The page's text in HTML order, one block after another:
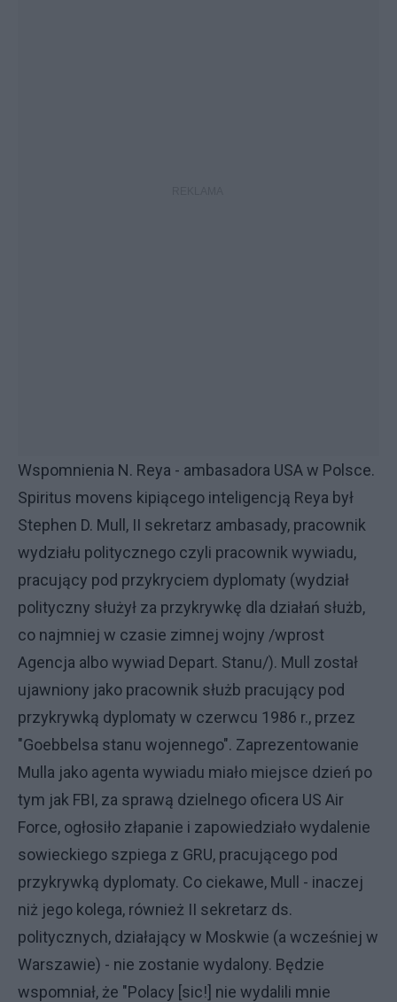
Wspomnienia N. Reya - ambasadora USA w Polsce.
Spiritus movens kipiącego inteligencją Reya był
Stephen D. Mull, II sekretarz ambasady, pracownik
wydziału politycznego czyli pracownik wywiadu,
pracujący pod przykryciem dyplomaty (wydział
polityczny służył za przykrywkę dla działań służb,
co najmniej w czasie zimnej wojny /wprost
Agencja albo wywiad Depart. Stanu/). Mull został
ujawniony jako pracownik służb pracujący pod
przykrywką dyplomaty w czerwcu 1986 r., przez
"Goebbelsa stanu wojennego". Zaprezentowanie
Mulla jako agenta wywiadu miało miejsce dzień po
tym jak FBI, za sprawą dzielnego oficera US Air
Force, ogłosiło złapanie i zapowiedziało wydalenie
sowieckiego szpiega z GRU, pracującego pod
przykrywką dyplomaty. Co ciekawe, Mull - inaczej
niż jego kolega, również II sekretarz ds.
politycznych, działający w Moskwie (a wcześniej w
Warszawie) - nie zostanie wydalony. Będzie
wspomniał, że "Polacy [sic!] nie wydalili mnie